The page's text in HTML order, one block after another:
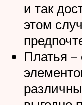
и так
этом
Платья –